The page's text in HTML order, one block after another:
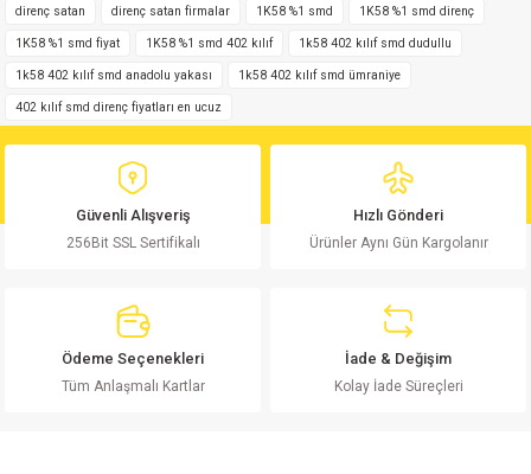
iletebilirsiniz.
Görüş ve önerileriniz için teşekkür ederiz.
Ürün açıklamasında eksik bilgiler bulunuyor.
Ürün bilgilerinde hatalar bulunuyor.
Ürün fiyatı diğer sitelerden daha pahalı.
Bu ürüne benzer farklı alternatifler olmalı.
direnç satan
direnç satan firmalar 1K58 %1 smd 1K58 %1 smd direnç
1K58 %1 smd fiyat 1K58 %1 smd 402 kılıf 1k58 402 kılıf smd dudullu
1k58 402 kılıf smd anadolu yakası 1k58 402 kılıf smd ümraniye
402 kılıf smd direnç fiyatları en ucuz
Güvenli Alışveriş
256Bit SSL Sertifikalı
Hızlı Gönderi
Ürünler Aynı Gün Kargolanır
Ödeme Seçenekleri
Tüm Anlaşmalı Kartlar
İade & Değişim
Kolay İade Süreçleri